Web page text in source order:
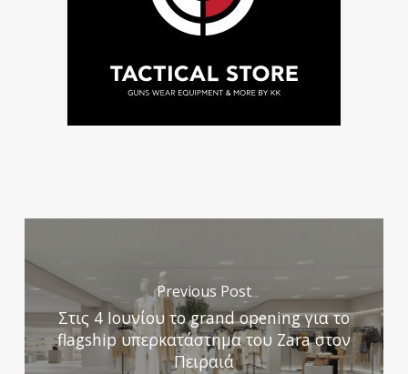
Previous Post
Στις 4 Ιουνίου το grand opening για το
flagship υπερκατάστημα του Zara στον
Πειραιά